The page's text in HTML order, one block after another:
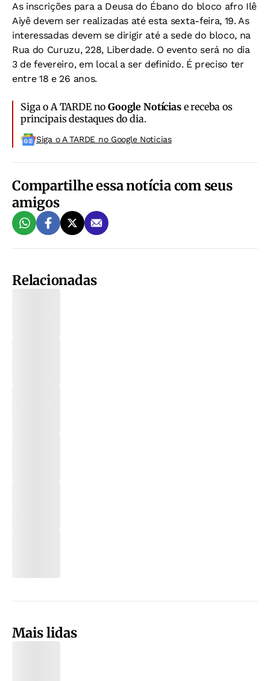
As inscrições para a Deusa do Ébano do bloco afro Ilê
Aiyê devem ser realizadas até esta sexta-feira, 19. As
interessadas devem se dirigir até a sede do bloco, na
Rua do Curuzu, 228, Liberdade. O evento será no dia
3 de fevereiro, em local a ser definido. É preciso ter
entre 18 e 26 anos.
Siga o A TARDE noGoogle Notíciase receba os
principais destaques do dia.
Siga o A TARDE no Google Noticias
Compartilhe essa notícia com seus
amigos
Relacionadas
Mais lidas